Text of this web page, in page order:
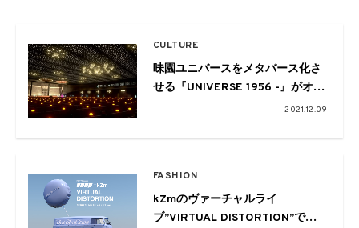
CULTURE
味園ユニバースをメタバース化さ
せる『UNIVERSE 1956 -』がオー
プン。発掘されたオープンリール
ルセットも
2021.12.09
FASHION
kZmのヴァーチャルライ
ブ”VIRTUAL DISTORTION”で展